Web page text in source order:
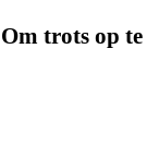
trots op te